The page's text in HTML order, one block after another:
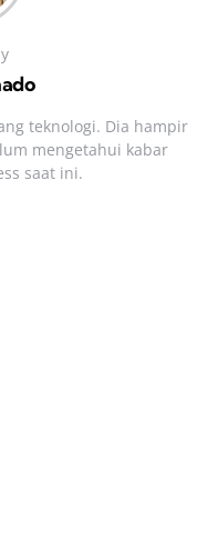
teknologi. Dia hampir
mengetahui kabar
saat ini.